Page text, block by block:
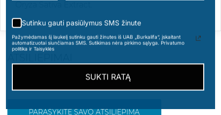
PARAŠYKITE SAVO ATSILIEPIMĄ
Sutinku gauti pasiūlymus SMS žinute
Pažymėdamas šį laukelį sutinku gauti žinutes iš UAB „Burkalifa“, įskaitant
automatizuotai siunčiamas SMS. Sutikimas nėra pirkimo sąlyga. Privatumo
politika ir Taisyklės
SUKTI RATĄ